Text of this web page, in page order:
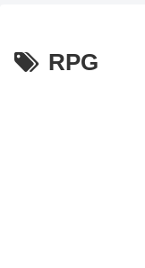
RPG